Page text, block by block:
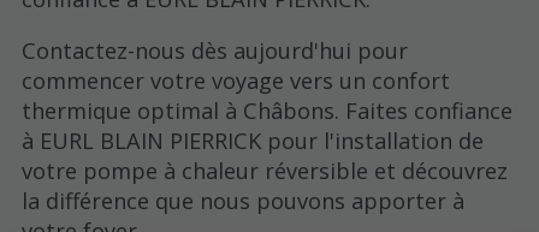
Contactez-nous dès aujourd'hui pour
commencer votre voyage vers un confort
thermique optimal à Châbons. Faites confiance
à EURL BLAIN PIERRICK pour l'installation de
votre pompe à chaleur réversible et découvrez
la différence que nous pouvons apporter à